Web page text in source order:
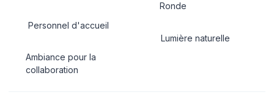
Personnel d'accueil
Ambiance pour la
collaboration
Ronde
Lumière naturelle